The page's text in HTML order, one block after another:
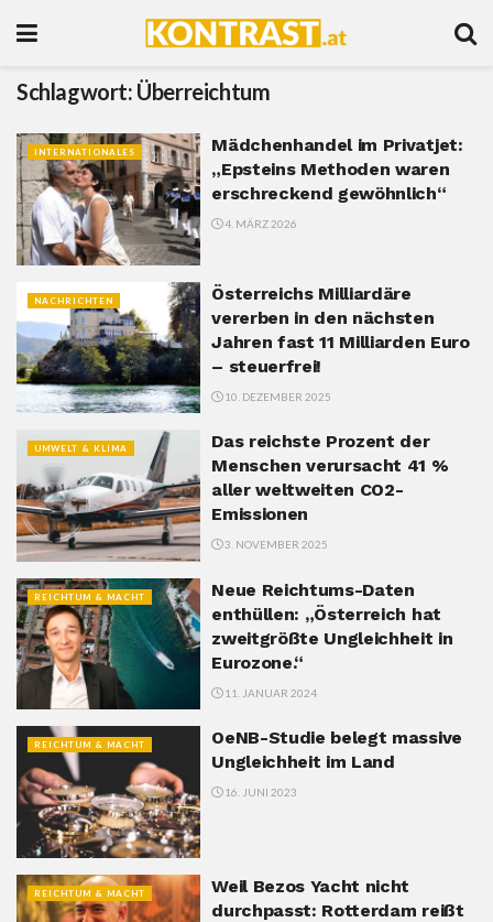
Schlagwort: Überreichtum
INTERNATIONALES
Mädchenhandel im Privatjet:
„Epsteins Methoden waren
erschreckend gewöhnlich“
4. MÄRZ 2026
NACHRICHTEN
Österreichs Milliardäre
vererben in den nächsten
Jahren fast 11 Milliarden Euro
– steuerfrei!
10. DEZEMBER 2025
UMWELT & KLIMA
Das reichste Prozent der
Menschen verursacht 41 %
aller weltweiten CO2-
Emissionen
3. NOVEMBER 2025
REICHTUM & MACHT
Neue Reichtums-Daten
enthüllen: „Österreich hat
zweitgrößte Ungleichheit in
Eurozone.“
11. JANUAR 2024
REICHTUM & MACHT
OeNB-Studie belegt massive
Ungleichheit im Land
16. JUNI 2023
REICHTUM & MACHT
Weil Bezos Yacht nicht
durchpasst: Rotterdam reißt